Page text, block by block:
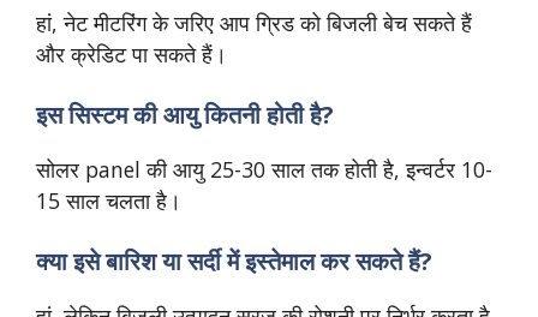
हां, नेट मीटरिंग के जरिए आप ग्रिड को बिजली बेच सकते हैं
और क्रेडिट पा सकते हैं।
इस सिस्टम की आयु कितनी होती है?
सोलर panel की आयु 25-30 साल तक होती है, इन्वर्टर 10-
15 साल चलता है।
क्या इसे बारिश या सर्दी में इस्तेमाल कर सकते हैं?